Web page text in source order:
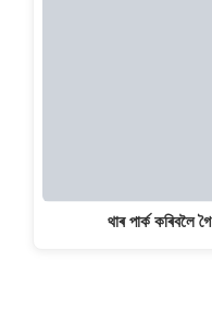
থাৰ পাৰ্ক কৰিবলৈ